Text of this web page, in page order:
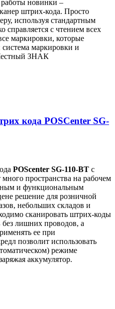
новинки –
штрих-кода. Просто
используя стандартным
справляется с чтением всех
маркировки, которые
маркировки и
ЗНАК
кода POSCenter SG-
POScenter SG-110-BT с
пространства на рабочем
и функциональным
решение для розничной
небольших складов и
сканировать штрих-коды
без лишних проводов, а
ее при
позволит использовать
режиме
аккумулятор.